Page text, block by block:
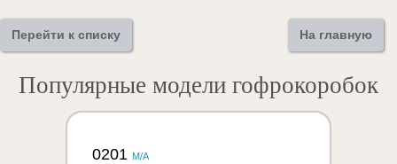
Перейти к списку На главную
Популярные модели гофрокоробок
0201 M/A